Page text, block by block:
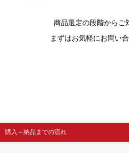
商品選定の段階からご
まずはお気軽にお問い
購入～納品までの流れ